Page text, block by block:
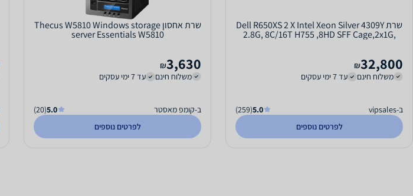
שרת Dell R650XS 2 X Intel Xeon Silver 4309Y
2.8G, 8C/16T H755 ,8HD SFF Cage,2x1G,
32,800
₪
משלוח חינם
עד 7 ימי עסקים
ב-vipsales 5.0
(259)
לפרטים נוספים
שרת אחסון Thecus W5810 Windows storage
server Essentials W5810
3,630
₪
משלוח חינם
עד 7 ימי עסקים
ב-קומפ מאסטר 5.0
(20)
לפרטים נוספים